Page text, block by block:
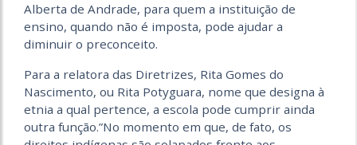
Alberta de Andrade, para quem a instituição de
ensino, quando não é imposta, pode ajudar a
diminuir o preconceito.
Para a relatora das Diretrizes, Rita Gomes do
Nascimento, ou Rita Potyguara, nome que designa à
etnia a qual pertence, a escola pode cumprir ainda
outra função.”No momento em que, de fato, os